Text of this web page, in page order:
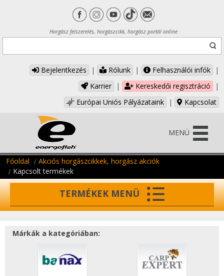
Horgász felszerelés, horgászcikk, horgász portál online
Bejelentkezés | Rólunk | Felhasználói infók
|
Karrier
| Kereskedői regisztráció
|
Európai Uniós Pályázataink
| Kapcsolat
MENÜ
Főoldal
Akciós horgászcikkek, horgász akciók
Kapcsolt termékek
TERMÉKEK MENÜ
Márkák a kategóriában: